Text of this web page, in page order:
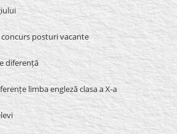
posturi vacante
diferență
limba engleză clasa a X-a